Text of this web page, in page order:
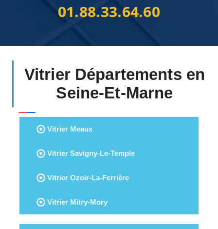
01.88.33.64.60
Vitrier Départements en
Seine-Et-Marne
Vitrier Meaux
Vitrier Savigny-Le-Temple
Vitrier Ozoir-La-Ferrière
Vitrier Mitry-Mory